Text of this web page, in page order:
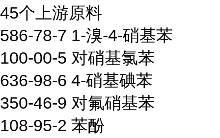
45个上游原料
586-78-7 1-溴-4-硝基苯
100-00-5 对硝基氯苯
636-98-6 4-硝基碘苯
350-46-9 对氟硝基苯
108-95-2 苯酚